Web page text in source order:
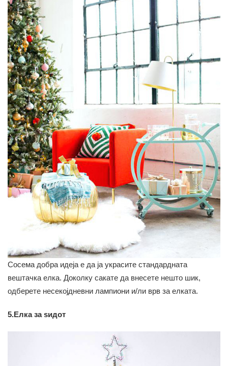
Сосема добра идеја е да ја украсите стандардната
вештачка елка. Доколку сакате да внесете нешто шик,
одберете несекојдневни лампиони и/ли врв за елката.
5.Елка за ѕидот